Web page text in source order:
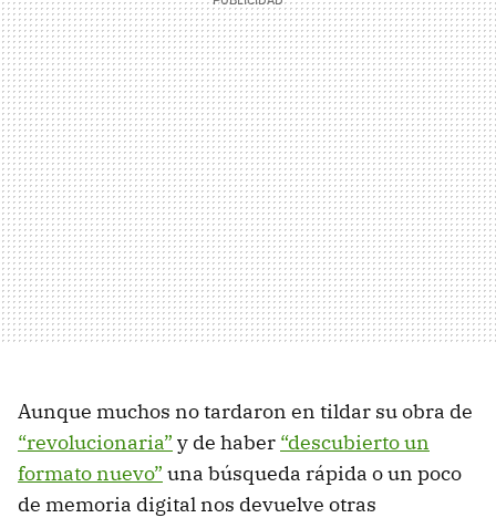
Aunque muchos no tardaron en tildar su obra de
“revolucionaria” y de haber “descubierto un
formato nuevo” una búsqueda rápida o un poco
de memoria digital nos devuelve otras